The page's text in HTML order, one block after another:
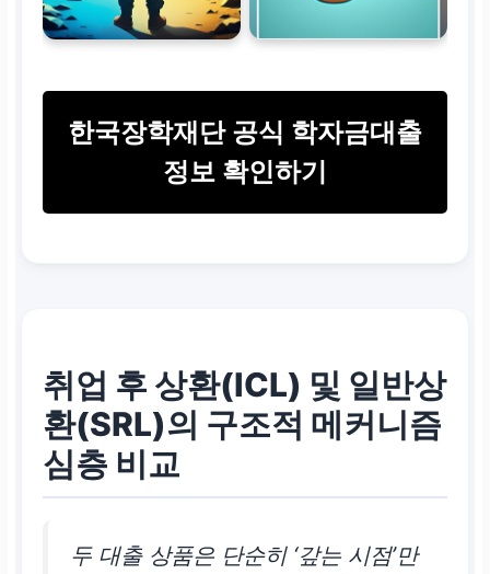
한국장학재단 공식 학자금대출
정보 확인하기
취업 후 상환(ICL) 및 일반상
환(SRL)의 구조적 메커니즘
심층 비교
두 대출 상품은 단순히 ‘갚는 시점’만